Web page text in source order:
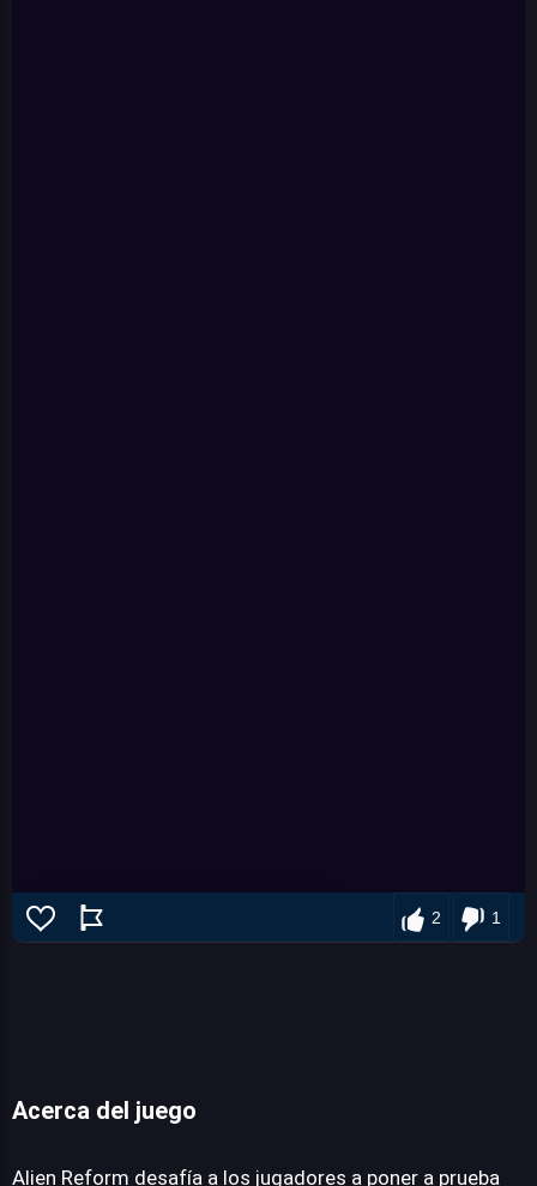
2 1
Acerca del juego
Alien Reform desafía a los jugadores a poner a prueba